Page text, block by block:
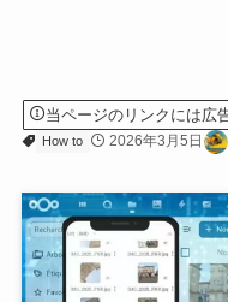
当ページのリンクには広
How to
2026年3月5日